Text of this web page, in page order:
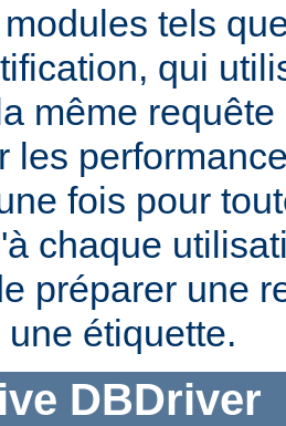
tels
qui
même
les
fois pour
chaque
préparer une
étiquette.
DBDriver